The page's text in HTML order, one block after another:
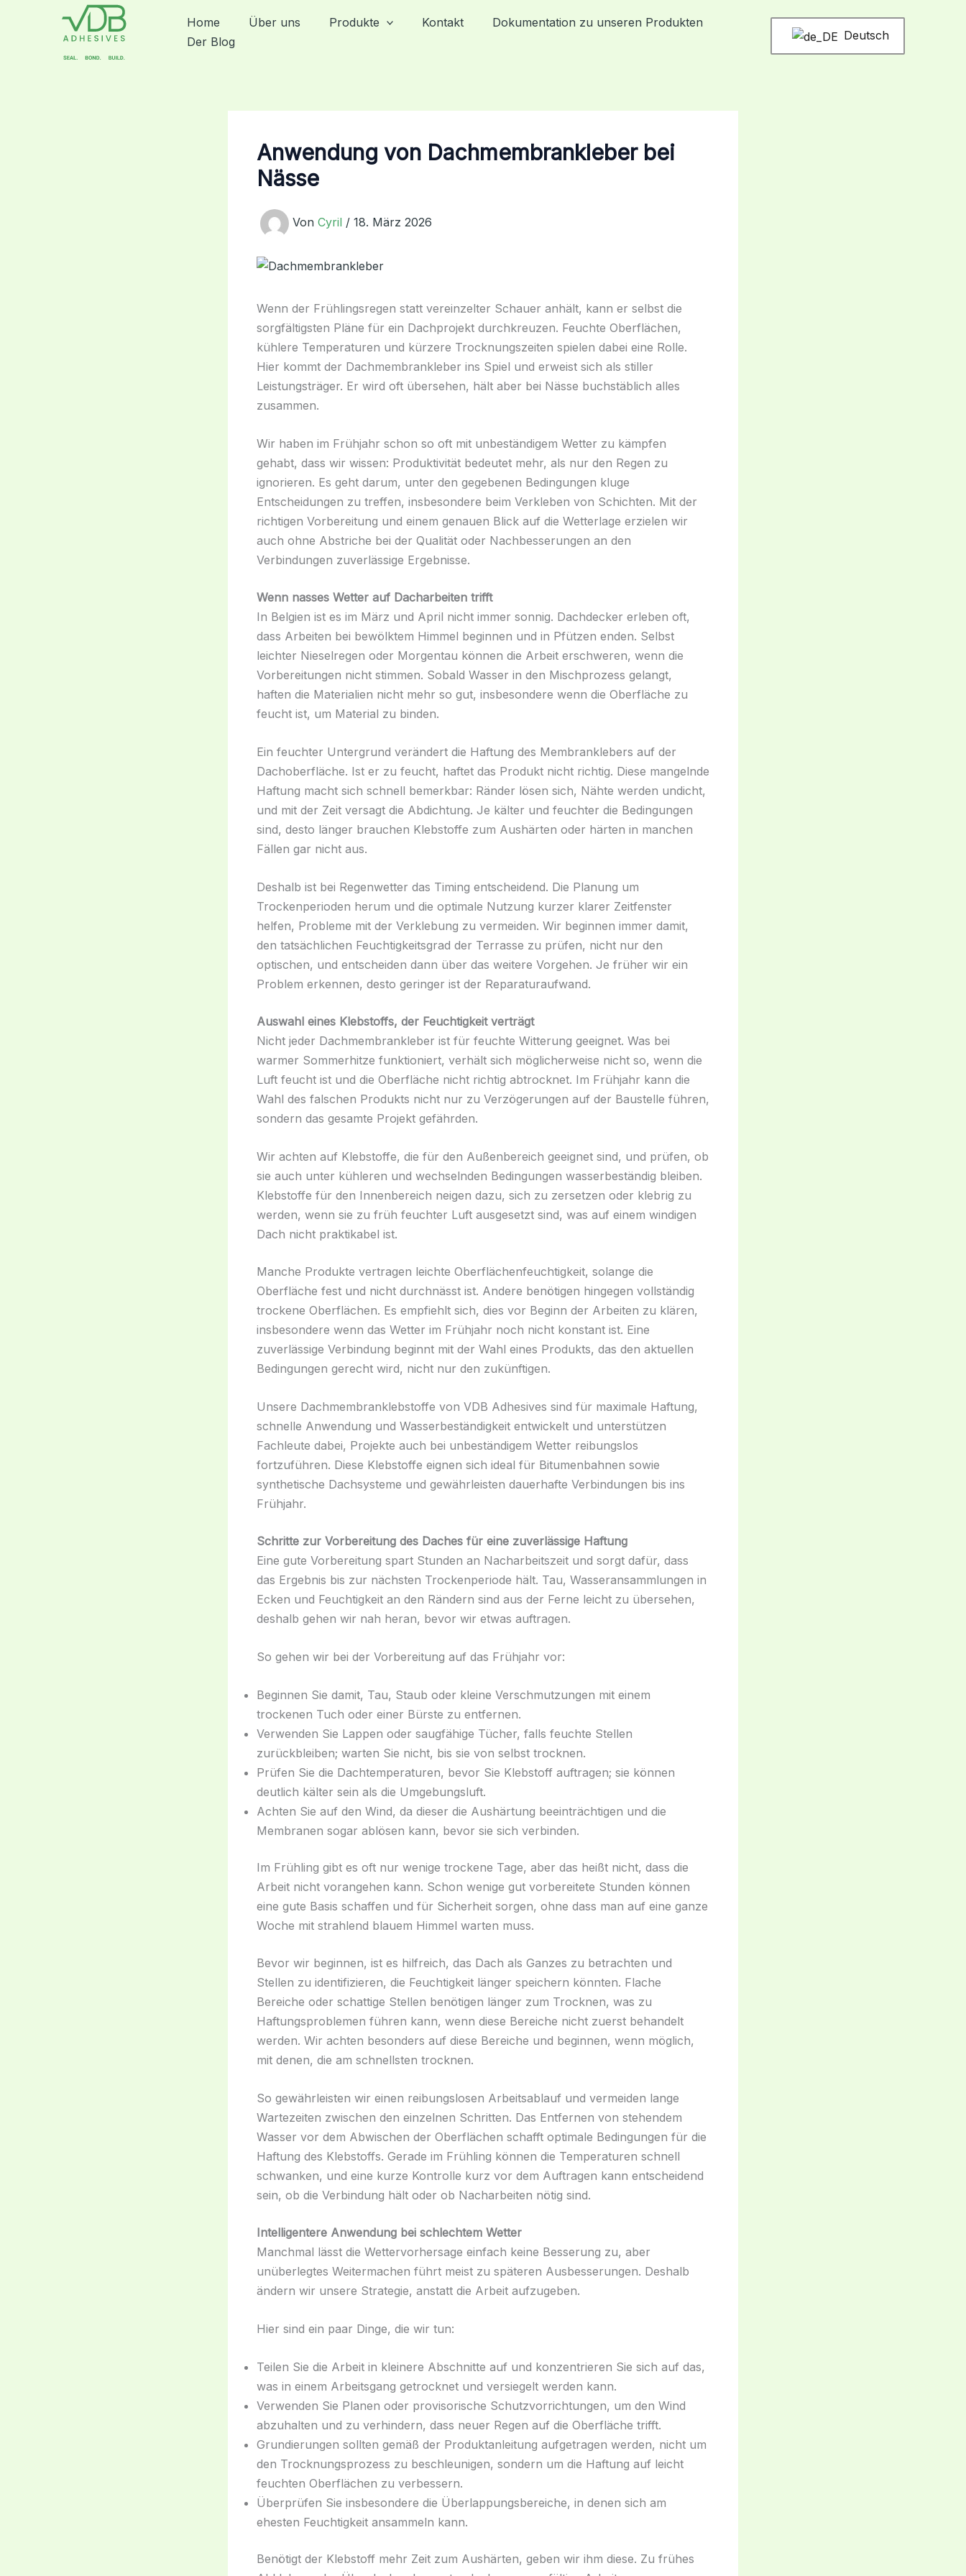
Home Über uns Produkte Kontakt
Dokumentation zu unseren Produkten
Der Blog
Deutsch
Anwendung von Dachmembrankleber bei
Nässe
Von Cyril / 18. März 2026
Wenn der Frühlingsregen statt vereinzelter Schauer anhält, kann er selbst die
sorgfältigsten Pläne für ein Dachprojekt durchkreuzen. Feuchte Oberflächen,
kühlere Temperaturen und kürzere Trocknungszeiten spielen dabei eine Rolle.
Hier kommt der Dachmembrankleber ins Spiel und erweist sich als stiller
Leistungsträger. Er wird oft übersehen, hält aber bei Nässe buchstäblich alles
zusammen.
Wir haben im Frühjahr schon so oft mit unbeständigem Wetter zu kämpfen
gehabt, dass wir wissen: Produktivität bedeutet mehr, als nur den Regen zu
ignorieren. Es geht darum, unter den gegebenen Bedingungen kluge
Entscheidungen zu treffen, insbesondere beim Verkleben von Schichten. Mit der
richtigen Vorbereitung und einem genauen Blick auf die Wetterlage erzielen wir
auch ohne Abstriche bei der Qualität oder Nachbesserungen an den
Verbindungen zuverlässige Ergebnisse.
Wenn nasses Wetter auf Dacharbeiten trifft
In Belgien ist es im März und April nicht immer sonnig. Dachdecker erleben oft,
dass Arbeiten bei bewölktem Himmel beginnen und in Pfützen enden. Selbst
leichter Nieselregen oder Morgentau können die Arbeit erschweren, wenn die
Vorbereitungen nicht stimmen. Sobald Wasser in den Mischprozess gelangt,
haften die Materialien nicht mehr so gut, insbesondere wenn die Oberfläche zu
feucht ist, um Material zu binden.
Ein feuchter Untergrund verändert die Haftung des Membranklebers auf der
Dachoberfläche. Ist er zu feucht, haftet das Produkt nicht richtig. Diese mangelnde
Haftung macht sich schnell bemerkbar: Ränder lösen sich, Nähte werden undicht,
und mit der Zeit versagt die Abdichtung. Je kälter und feuchter die Bedingungen
sind, desto länger brauchen Klebstoffe zum Aushärten oder härten in manchen
Fällen gar nicht aus.
Deshalb ist bei Regenwetter das Timing entscheidend. Die Planung um
Trockenperioden herum und die optimale Nutzung kurzer klarer Zeitfenster
helfen, Probleme mit der Verklebung zu vermeiden. Wir beginnen immer damit,
den tatsächlichen Feuchtigkeitsgrad der Terrasse zu prüfen, nicht nur den
optischen, und entscheiden dann über das weitere Vorgehen. Je früher wir ein
Problem erkennen, desto geringer ist der Reparaturaufwand.
Auswahl eines Klebstoffs, der Feuchtigkeit verträgt
Nicht jeder Dachmembrankleber ist für feuchte Witterung geeignet. Was bei
warmer Sommerhitze funktioniert, verhält sich möglicherweise nicht so, wenn die
Luft feucht ist und die Oberfläche nicht richtig abtrocknet. Im Frühjahr kann die
Wahl des falschen Produkts nicht nur zu Verzögerungen auf der Baustelle führen,
sondern das gesamte Projekt gefährden.
Wir achten auf Klebstoffe, die für den Außenbereich geeignet sind, und prüfen, ob
sie auch unter kühleren und wechselnden Bedingungen wasserbeständig bleiben.
Klebstoffe für den Innenbereich neigen dazu, sich zu zersetzen oder klebrig zu
werden, wenn sie zu früh feuchter Luft ausgesetzt sind, was auf einem windigen
Dach nicht praktikabel ist.
Manche Produkte vertragen leichte Oberflächenfeuchtigkeit, solange die
Oberfläche fest und nicht durchnässt ist. Andere benötigen hingegen vollständig
trockene Oberflächen. Es empfiehlt sich, dies vor Beginn der Arbeiten zu klären,
insbesondere wenn das Wetter im Frühjahr noch nicht konstant ist. Eine
zuverlässige Verbindung beginnt mit der Wahl eines Produkts, das den aktuellen
Bedingungen gerecht wird, nicht nur den zukünftigen.
Unsere Dachmembranklebstoffe von VDB Adhesives sind für maximale Haftung,
schnelle Anwendung und Wasserbeständigkeit entwickelt und unterstützen
Fachleute dabei, Projekte auch bei unbeständigem Wetter reibungslos
fortzuführen. Diese Klebstoffe eignen sich ideal für Bitumenbahnen sowie
synthetische Dachsysteme und gewährleisten dauerhafte Verbindungen bis ins
Frühjahr.
Schritte zur Vorbereitung des Daches für eine zuverlässige Haftung
Eine gute Vorbereitung spart Stunden an Nacharbeitszeit und sorgt dafür, dass
das Ergebnis bis zur nächsten Trockenperiode hält. Tau, Wasseransammlungen in
Ecken und Feuchtigkeit an den Rändern sind aus der Ferne leicht zu übersehen,
deshalb gehen wir nah heran, bevor wir etwas auftragen.
So gehen wir bei der Vorbereitung auf das Frühjahr vor:
Beginnen Sie damit, Tau, Staub oder kleine Verschmutzungen mit einem
trockenen Tuch oder einer Bürste zu entfernen.
Verwenden Sie Lappen oder saugfähige Tücher, falls feuchte Stellen
zurückbleiben; warten Sie nicht, bis sie von selbst trocknen.
Prüfen Sie die Dachtemperaturen, bevor Sie Klebstoff auftragen; sie können
deutlich kälter sein als die Umgebungsluft.
Achten Sie auf den Wind, da dieser die Aushärtung beeinträchtigen und die
Membranen sogar ablösen kann, bevor sie sich verbinden.
Im Frühling gibt es oft nur wenige trockene Tage, aber das heißt nicht, dass die
Arbeit nicht vorangehen kann. Schon wenige gut vorbereitete Stunden können
eine gute Basis schaffen und für Sicherheit sorgen, ohne dass man auf eine ganze
Woche mit strahlend blauem Himmel warten muss.
Bevor wir beginnen, ist es hilfreich, das Dach als Ganzes zu betrachten und
Stellen zu identifizieren, die Feuchtigkeit länger speichern könnten. Flache
Bereiche oder schattige Stellen benötigen länger zum Trocknen, was zu
Haftungsproblemen führen kann, wenn diese Bereiche nicht zuerst behandelt
werden. Wir achten besonders auf diese Bereiche und beginnen, wenn möglich,
mit denen, die am schnellsten trocknen.
So gewährleisten wir einen reibungslosen Arbeitsablauf und vermeiden lange
Wartezeiten zwischen den einzelnen Schritten. Das Entfernen von stehendem
Wasser vor dem Abwischen der Oberflächen schafft optimale Bedingungen für die
Haftung des Klebstoffs. Gerade im Frühling können die Temperaturen schnell
schwanken, und eine kurze Kontrolle kurz vor dem Auftragen kann entscheidend
sein, ob die Verbindung hält oder ob Nacharbeiten nötig sind.
Intelligentere Anwendung bei schlechtem Wetter
Manchmal lässt die Wettervorhersage einfach keine Besserung zu, aber
unüberlegtes Weitermachen führt meist zu späteren Ausbesserungen. Deshalb
ändern wir unsere Strategie, anstatt die Arbeit aufzugeben.
Hier sind ein paar Dinge, die wir tun:
Teilen Sie die Arbeit in kleinere Abschnitte auf und konzentrieren Sie sich auf das,
was in einem Arbeitsgang getrocknet und versiegelt werden kann.
Verwenden Sie Planen oder provisorische Schutzvorrichtungen, um den Wind
abzuhalten und zu verhindern, dass neuer Regen auf die Oberfläche trifft.
Grundierungen sollten gemäß der Produktanleitung aufgetragen werden, nicht um
den Trocknungsprozess zu beschleunigen, sondern um die Haftung auf leicht
feuchten Oberflächen zu verbessern.
Überprüfen Sie insbesondere die Überlappungsbereiche, in denen sich am
ehesten Feuchtigkeit ansammeln kann.
Benötigt der Klebstoff mehr Zeit zum Aushärten, geben wir ihm diese. Zu frühes